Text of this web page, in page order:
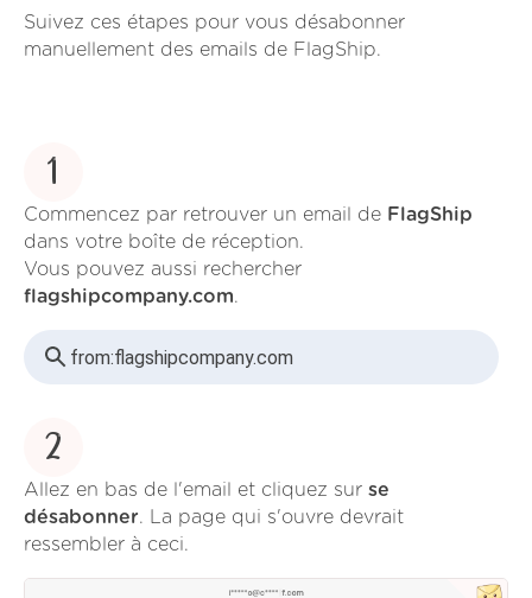
Suivez ces étapes pour vous désabonner
manuellement des emails de FlagShip.
1
Commencez par retrouver un email de FlagShip
dans votre boîte de réception.
Vous pouvez aussi rechercher
flagshipcompany.com.
from:flagshipcompany.com
2
Allez en bas de l'email et cliquez sur se
désabonner. La page qui s'ouvre devrait
ressembler à ceci.